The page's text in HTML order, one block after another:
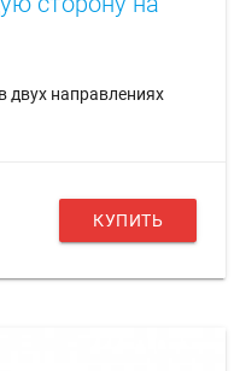
направлениях
КУПИТЬ